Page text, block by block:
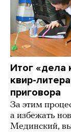
Итог «дела
квир-
приговора
За этим
а избежать
Мединский,